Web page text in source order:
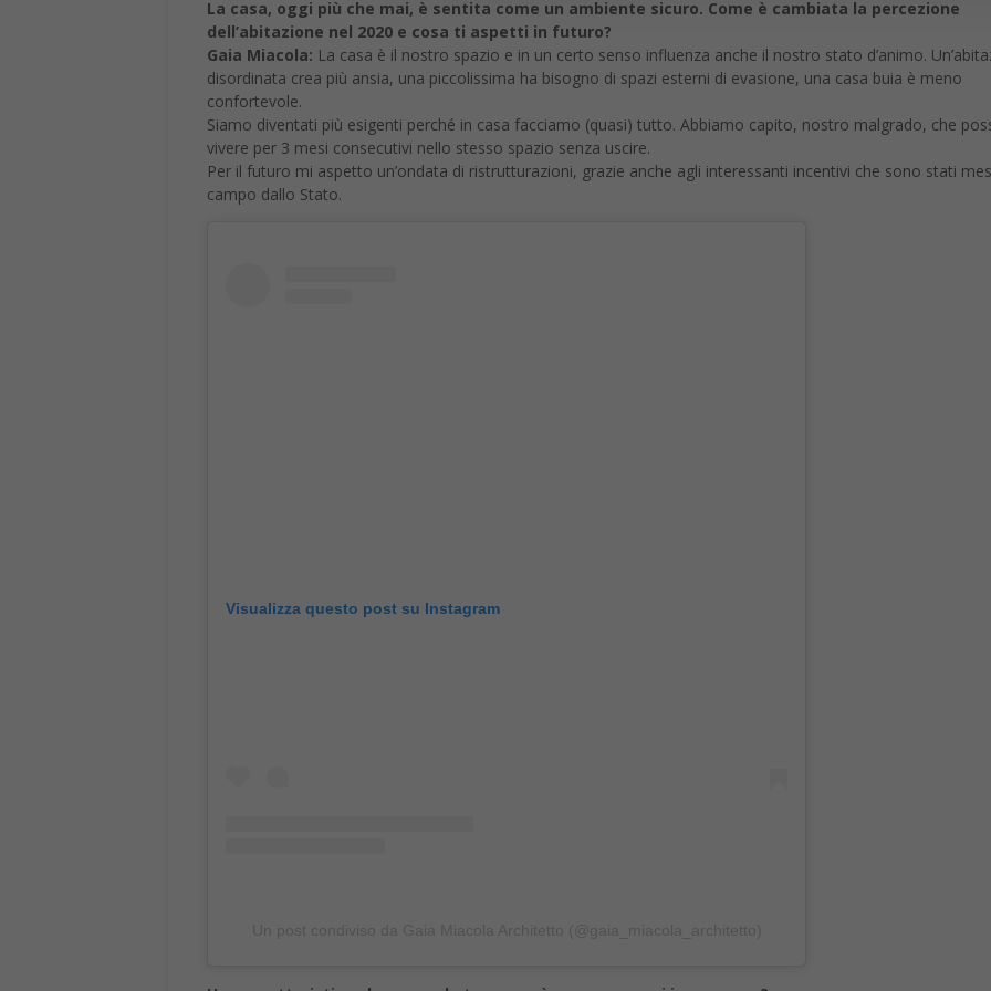
dell’abitazione nel 2020 e cosa ti aspetti in futuro?
Gaia Miacola: La casa è il nostro spazio e in un certo senso influenza anche il nostro stato d’animo.
disordinata crea più ansia, una piccolissima ha bisogno di spazi esterni di evasione, una casa buia è meno
confortevole.
Siamo diventati più esigenti perché in casa facciamo (quasi) tutto. Abbiamo capito, nostro malgrado, che
vivere per 3 mesi consecutivi nello stesso spazio senza uscire.
Per il futuro mi aspetto un’ondata di ristrutturazioni, grazie anche agli interessanti incentivi che sono stati
campo dallo Stato.
Visualizza questo post su Instagram